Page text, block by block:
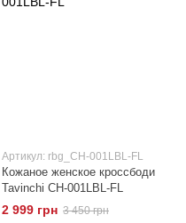
Артикул: rbg_CH-001LBL-FL
Кожаное женское кроссбоди
Tavinchi CH-001LBL-FL
2 999 грн 3 450 грн